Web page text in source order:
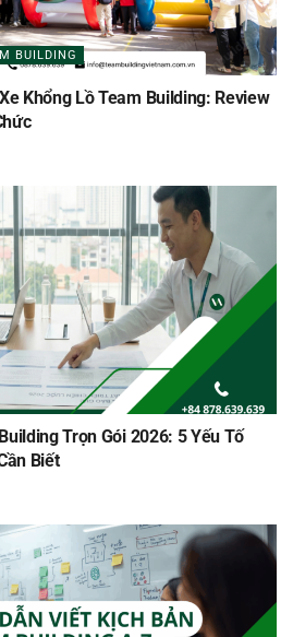
BUILDING
Khổng Lồ Team Building: Review
Trọn Gói 2026: 5 Yếu Tố
Biết